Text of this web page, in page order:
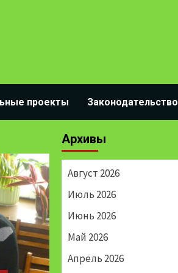
проекты Законодательство
Архивы
Август 2026
Июль 2026
Июнь 2026
Май 2026
Апрель 2026